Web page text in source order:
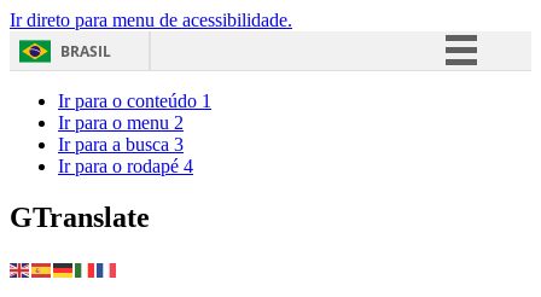
Ir direto para menu de acessibilidade.
BRASIL
Ir para o conteúdo 1
Ir para o menu 2
Ir para a busca 3
Ir para o rodapé 4
GTranslate